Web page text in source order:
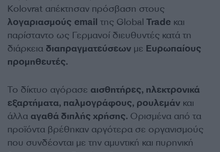
Kolovrat απέκτησαν πρόσβαση στους
λογαριασμούς email της Global Trade και
παρίσταντο ως Γερμανοί διευθυντές κατά τη
διάρκεια διαπραγματεύσεων με Ευρωπαίους
προμηθευτές.
Το δίκτυο αγόρασε αισθητήρες, ηλεκτρονικά
εξαρτήματα, παλμογράφους, ρουλεμάν και
άλλα αγαθά διπλής χρήσης. Ορισμένα από τα
προϊόντα βρέθηκαν αργότερα σε οργανισμούς
που συνδέονται με την αμυντική και πυρηνική